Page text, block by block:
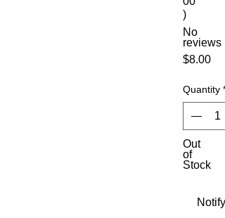
)
No
reviews
$8.00
Quantity *
Out
of
Stock